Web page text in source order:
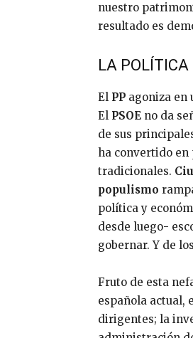
nuestro
resultado es
LA POLÍTICA
El PP agoniza en
El PSOE no da
de sus
ha convertido
tradicionales.
populismo
política y
desde luego-
gobernar. Y de los
Fruto de esta
española actual,
dirigentes; la